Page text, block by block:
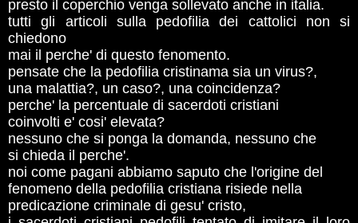
presto il coperchio venga sollevato anche in italia.
tutti gli articoli sulla pedofilia dei cattolici non si
chiedono
mai il perche' di questo fenomento.
pensate che la pedofilia cristinama sia un virus?,
una malattia?, un caso?, una coincidenza?
perche' la percentuale di sacerdoti cristiani
coinvolti e' cosi' elevata?
nessuno che si ponga la domanda, nessuno che
si chieda il perche'.
noi come pagani abbiamo saputo che l'origine del
fenomeno della pedofilia cristiana risiede nella
predicazione criminale di gesu' cristo,